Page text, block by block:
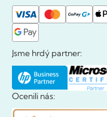
Jsme hrdý partner:
Ocenili nás: